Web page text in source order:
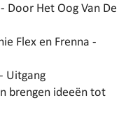
Door Het Oog Van De
Flex en Frenna -
Uitgang
brengen ideeën tot